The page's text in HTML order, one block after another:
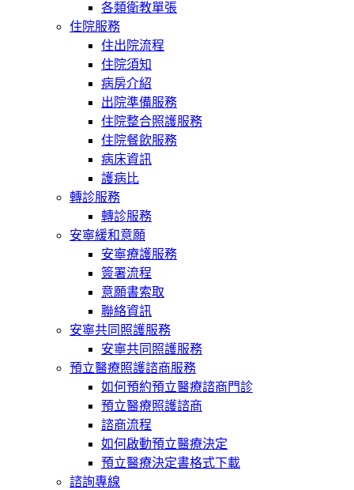
各類衛教單張
住院服務
住出院流程
住院須知
病房介紹
出院準備服務
住院整合照護服務
住院餐飲服務
病床資訊
護病比
轉診服務
轉診服務
安寧緩和意願
安寧療護服務
簽署流程
意願書索取
聯絡資訊
安寧共同照護服務
安寧共同照護服務
預立醫療照護諮商服務
如何預約預立醫療諮商門診
預立醫療照護諮商
諮商流程
如何啟動預立醫療決定
預立醫療決定書格式下載
諮詢專線